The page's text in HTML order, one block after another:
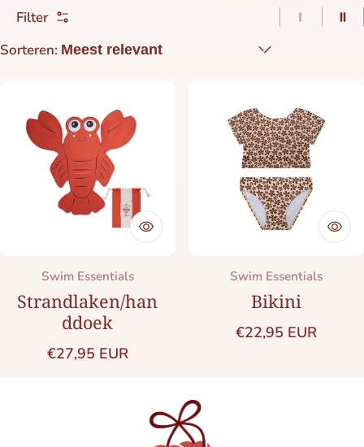
Filter 1 item2
Sorteren:
Merk:
Swim Essentials
Strandlaken/han
ddoek
Normale prijs
€27,95 EUR
Merk:
Swim Essentials
Bikini
Normale prijs
€22,95 EUR